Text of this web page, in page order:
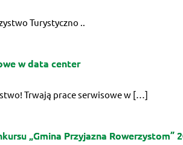
Turystyczno ..
w data center
Trwają prace serwisowe w […]
„Gmina Przyjazna Rowerzystom”